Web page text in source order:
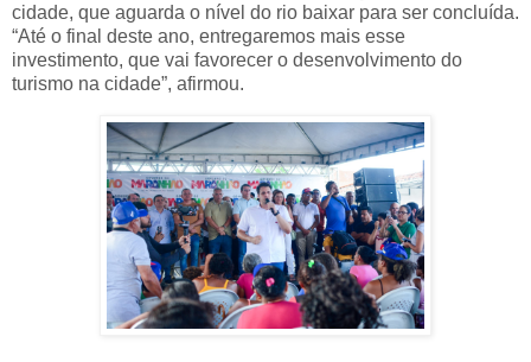
cidade, que aguarda o nível do rio baixar para ser concluída.
“Até o final deste ano, entregaremos mais esse
investimento, que vai favorecer o desenvolvimento do
turismo na cidade”, afirmou.